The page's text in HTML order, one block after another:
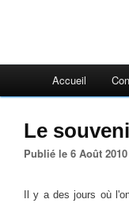
Accueil
Le
Publié le 6 Août 2010
Il y a des jours où